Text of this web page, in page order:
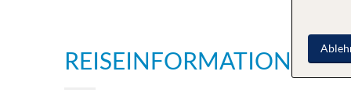
REISEINFORMATIONEN